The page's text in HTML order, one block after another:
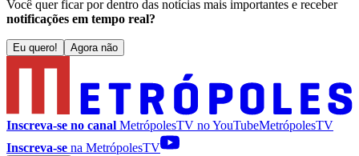
Você quer ficar por dentro das notícias mais importantes e receber
notificações em tempo real?
Eu quero! Agora não
Inscreva-se no canal MetrópolesTV noYouTubeMetrópolesTV
Inscreva-se na MetrópolesTV